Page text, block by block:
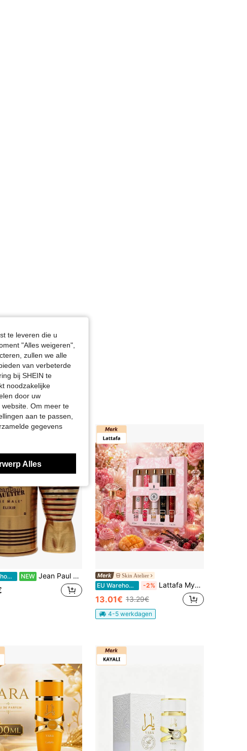
EU Warehouse NEW Jean Paul Gaultier Eleven Collections Of Jean Paul Gaultier Series, Neutrale Parfumspray, 125 ml (4,2 oz), Uniek Vormgeving, Unieke Geur, Langdurige Frisheid, Pseudo Bodyparfum, De Meest Populaire, Geschikt voor Elke Gelegenheid, Een Leuk Cadeau! Skin Atelier
EU Warehouse -2% Lattafa Mystical Yara Parfum Cadeauset 5x35ml
13.01€ 13.29€
4-5 werkdagen
te leveren die u
"Alles weigeren",
zullen we alle
van verbeterde
bij SHEIN te
noodzakelijke
door uw
Om meer te
aan te passen,
gegevens
Alles